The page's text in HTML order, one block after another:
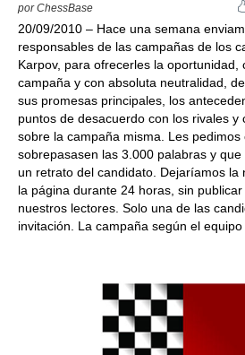
por ChessBase
20/09/2010 – Hace una semana
responsables de las campañas de los
Karpov, para ofrecerles la oportunidad,
campaña y con absoluta neutralidad,
sus promesas principales, los
puntos de desacuerdo con los rivales y
sobre la campaña misma. Les pedimos
sobrepasasen las 3.000 palabras y
un retrato del candidato. Dejaríamos la
la página durante 24 horas, sin
nuestros lectores. Solo una de las
invitación. La campaña según el equipo